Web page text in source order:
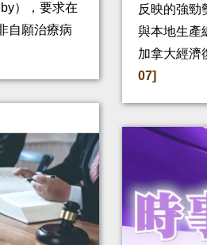
），要求在
自願治療病
反映的強勁
與本地生產
加拿大經濟
07]